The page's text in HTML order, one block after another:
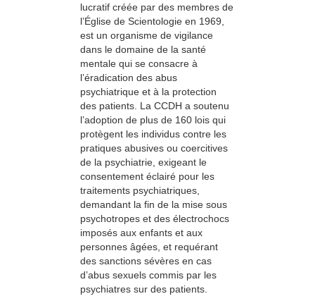
lucratif créée par des membres de
l’Église de Scientologie en 1969,
est un organisme de vigilance
dans le domaine de la santé
mentale qui se consacre à
l’éradication des abus
psychiatrique et à la protection
des patients. La CCDH a soutenu
l’adoption de plus de 160 lois qui
protègent les individus contre les
pratiques abusives ou coercitives
de la psychiatrie, exigeant le
consentement éclairé pour les
traitements psychiatriques,
demandant la fin de la mise sous
psychotropes et des électrochocs
imposés aux enfants et aux
personnes âgées, et requérant
des sanctions sévères en cas
d’abus sexuels commis par les
psychiatres sur des patients.